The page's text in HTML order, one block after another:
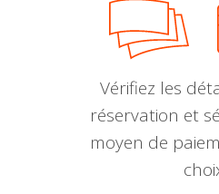
Vérifiez les
réservation et
moyen de